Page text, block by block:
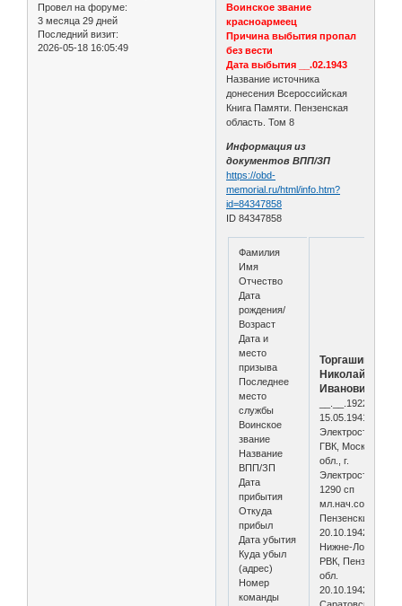
Провел на форуме:
3 месяца 29 дней
Последний визит:
2026-05-18 16:05:49
Воинское звание
красноармеец
Причина выбытия пропал
без вести
Дата выбытия __.02.1943
Название источника
донесения Всероссийская
Книга Памяти. Пензенская
область. Том 8
Информация из
документов ВПП/ЗП
https://obd-
memorial.ru/html/info.htm?
id=84347858
ID 84347858
Фамилия
Имя
Отчество
Дата
рождения/
Возраст
Дата и
место
призыва
Последнее
место
службы
Воинское
звание
Название
ВПП/ЗП
Дата
прибытия
Откуда
прибыл
Дата убытия
Куда убыл
(адрес)
Номер
команды
Торгашин
Николай
Иванович
__.__.1922
15.05.1941
ГВК, Московская
обл., г.
Электросталь
1290 сп
мл.нач.состав
Пензенский ВПП
20.10.1942
Нижне-
РВК, Пензенская
обл.
20.10.1942